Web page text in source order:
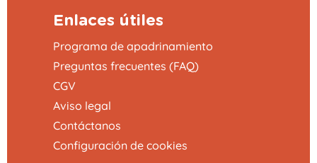
Enlaces útiles
Programa de apadrinamiento
Preguntas frecuentes (FAQ)
CGV
Aviso legal
Contáctanos
Configuración de cookies